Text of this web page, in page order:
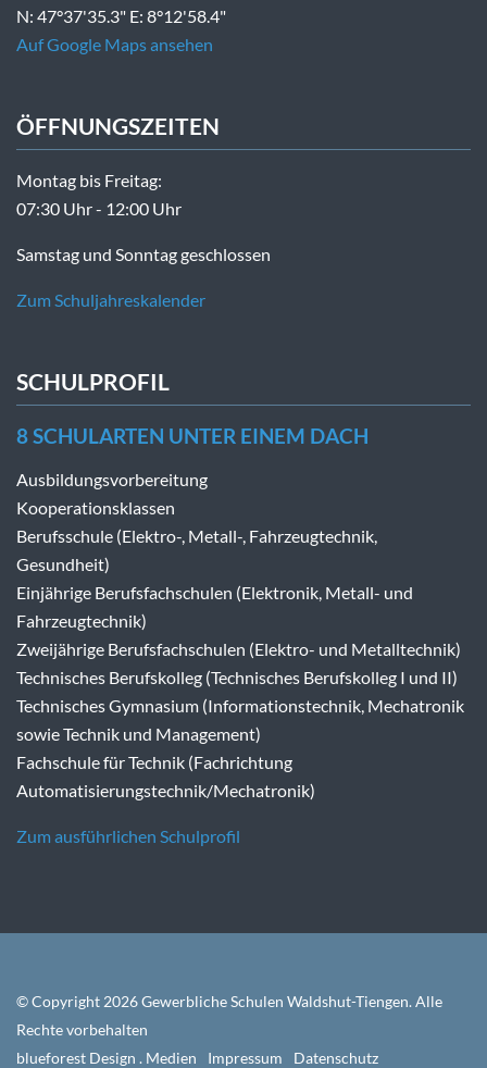
N: 47°37'35.3" E: 8°12'58.4"
Auf Google Maps ansehen
ÖFFNUNGSZEITEN
Montag bis Freitag:
07:30 Uhr - 12:00 Uhr
Samstag und Sonntag geschlossen
Zum Schuljahreskalender
SCHULPROFIL
8 SCHULARTEN UNTER EINEM DACH
Ausbildungsvorbereitung
Kooperationsklassen
Berufsschule (Elektro-, Metall-, Fahrzeugtechnik,
Gesundheit)
Einjährige Berufsfachschulen (Elektronik, Metall- und
Fahrzeugtechnik)
Zweijährige Berufsfachschulen (Elektro- und Metalltechnik)
Technisches Berufskolleg (Technisches Berufskolleg I und II)
Technisches Gymnasium (Informationstechnik, Mechatronik
sowie Technik und Management)
Fachschule für Technik (Fachrichtung
Automatisierungstechnik/Mechatronik)
Zum ausführlichen Schulprofil
© Copyright 2026 Gewerbliche Schulen Waldshut-Tiengen. Alle
Rechte vorbehalten
Navigation
blueforest Design . Medien Impressum Datenschutz